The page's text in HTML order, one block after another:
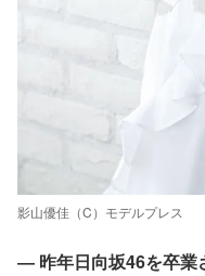
影山優佳（C）モデルプレス
― 昨年日向坂46を卒業